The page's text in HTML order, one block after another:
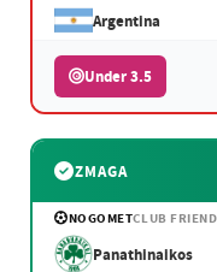
Argentina
Under 3.5
ZMAGA
NOGOMETCLUB
Panathinaikos